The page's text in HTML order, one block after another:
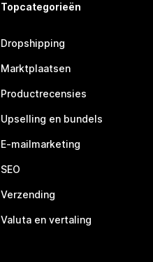
Topcategorieën
Dropshipping
Marktplaatsen
Productrecensies
Upselling en bundels
E-mailmarketing
SEO
Verzending
Valuta en vertaling